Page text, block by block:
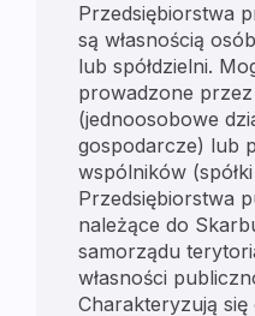
Przedsiębiorstwa
są własnością
lub spółdzielni.
prowadzone
(jednoosobowe
gospodarcze) lub
wspólników (spółki
Przedsiębiorstwa
należące do
samorządu
własności
Charakteryzują się